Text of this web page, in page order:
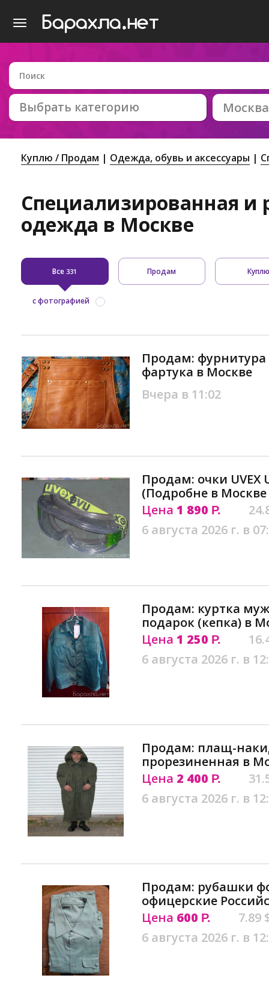
Выбрать категорию Москва
Куплю / Продам Одежда, обувь и аксессуары
Специализированная и
одежда в Москве
Все331 Продам
с фотографией
Продам:
фартука в Москве
Вчера в 11:02
Продам: очки UVEX
(Подробне в Москве
Цена 1 890 Р.
6 августа 2026 г. в
Продам: куртка
подарок (кепка) в
Цена 1 250 Р.
6 августа 2026 г. в
Продам: плащ-
прорезиненная в
Цена 2 400 Р.
6 августа 2026 г. в
Продам: рубашки
офицерские
Цена 600 Р.
7.89
6 августа 2026 г. в